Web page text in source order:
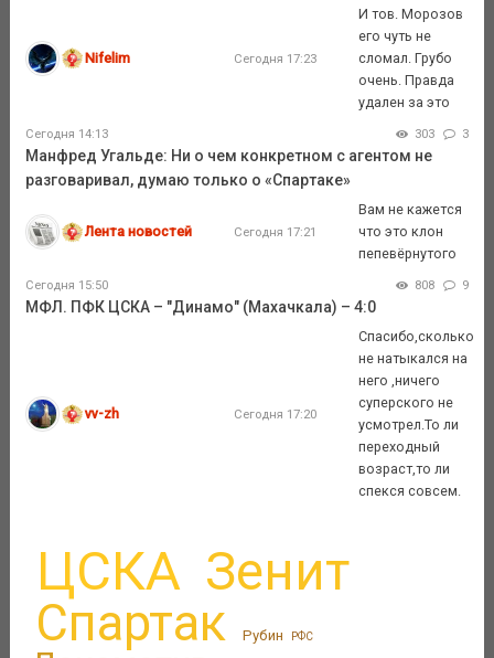
Nifelim Сегодня 17:23
И тов. Морозов
его чуть не
сломал. Грубо
очень. Правда
удален за это
Сегодня 14:13 303 3
Манфред Угальде: Ни о чем конкретном с агентом не
разговаривал, думаю только о «Спартаке»
Лента новостей Сегодня 17:21
Вам не кажется
что это клон
пепевёрнутого
Сегодня 15:50 808 9
МФЛ. ПФК ЦСКА – "Динамо" (Махачкала) – 4:0
vv-zh Сегодня 17:20
Спасибо,сколько
не натыкался на
него ,ничего
суперского не
усмотрел.То ли
переходный
возраст,то ли
спекся совсем.
ЦСКА Зенит
Спартак Рубин РФС